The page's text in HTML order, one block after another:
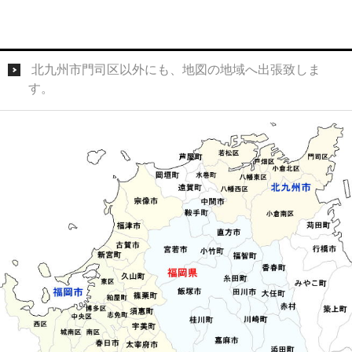
北九州市門司区以外にも、地図の地域へ出張致しま
す。